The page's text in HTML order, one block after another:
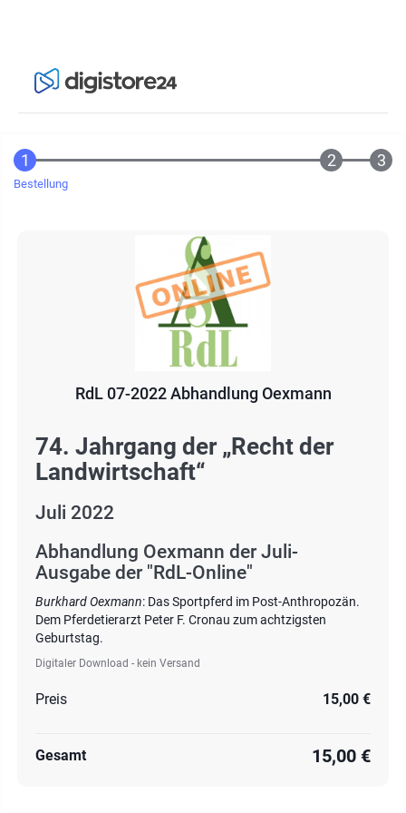
Bestellung
RdL 07-2022 Abhandlung Oexmann
74. Jahrgang der „Recht der
Landwirtschaft“
Juli 2022
Abhandlung Oexmann der Juli-
Ausgabe der "RdL-Online"
Burkhard Oexmann: Das Sportpferd im Post-Anthropozän.
Dem Pferdetierarzt Peter F. Cronau zum achtzigsten
Geburtstag.
Digitaler Download - kein Versand
Preis 15,00 €
Gesamt 15,00 €